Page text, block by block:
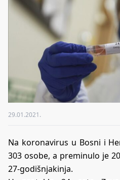
29.01.2021.
Na koronavirus u Bosni i
303 osobe, a preminulo je
27-godišnjakinja.